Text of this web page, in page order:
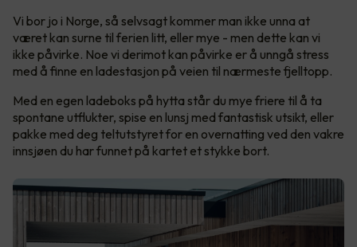
Vi bor jo i Norge, så selvsagt kommer man ikke unna at
været kan surne til ferien litt, eller mye - men dette kan vi
ikke påvirke. Noe vi derimot kan påvirke er å unngå stress
med å finne en ladestasjon på veien til nærmeste fjelltopp.
Med en egen ladeboks på hytta står du mye friere til å ta
spontane utflukter, spise en lunsj med fantastisk utsikt, eller
pakke med deg teltutstyret for en overnatting ved den vakre
innsjøen du har funnet på kartet et stykke bort.